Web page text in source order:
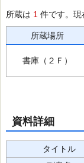
所蔵は 1 件です。現
所蔵場所
書庫（２Ｆ）
資料詳細
タイトル